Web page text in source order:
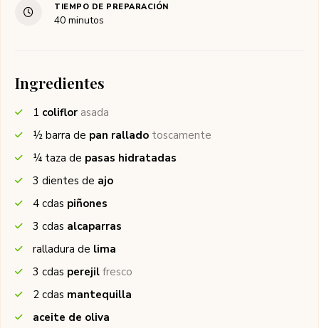
TIEMPO DE PREPARACIÓN
40minutos
minutos
Ingredientes
1 coliflor asada
½ barra de pan rallado toscamente
¼ taza de pasas hidratadas
3 dientes de ajo
4 cdas piñones
3 cdas alcaparras
ralladura de lima
3 cdas perejil fresco
2 cdas mantequilla
aceite de oliva